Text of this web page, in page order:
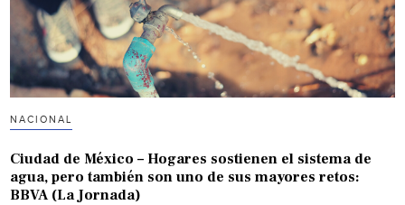
NACIONAL
Ciudad de México – Hogares sostienen el sistema de
agua, pero también son uno de sus mayores retos:
BBVA (La Jornada)